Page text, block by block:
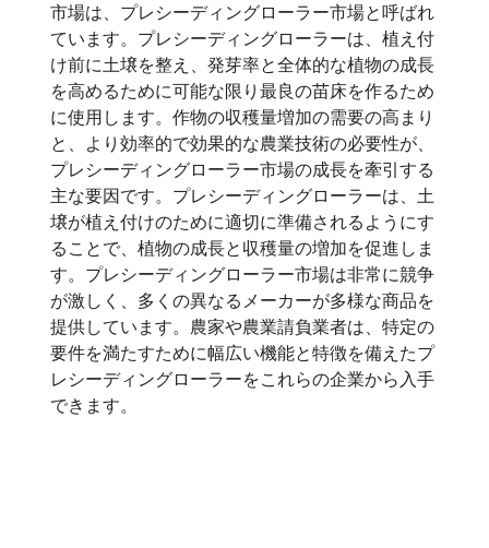
市場は、プレシーディングローラー市場と呼ばれ
ています。プレシーディングローラーは、植え付
け前に土壌を整え、発芽率と全体的な植物の成長
を高めるために可能な限り最良の苗床を作るため
に使用します。作物の収穫量増加の需要の高まり
と、より効率的で効果的な農業技術の必要性が、
プレシーディングローラー市場の成長を牽引する
主な要因です。プレシーディングローラーは、土
壌が植え付けのために適切に準備されるようにす
ることで、植物の成長と収穫量の増加を促進しま
す。プレシーディングローラー市場は非常に競争
が激しく、多くの異なるメーカーが多様な商品を
提供しています。農家や農業請負業者は、特定の
要件を満たすために幅広い機能と特徴を備えたプ
レシーディングローラーをこれらの企業から入手
できます。